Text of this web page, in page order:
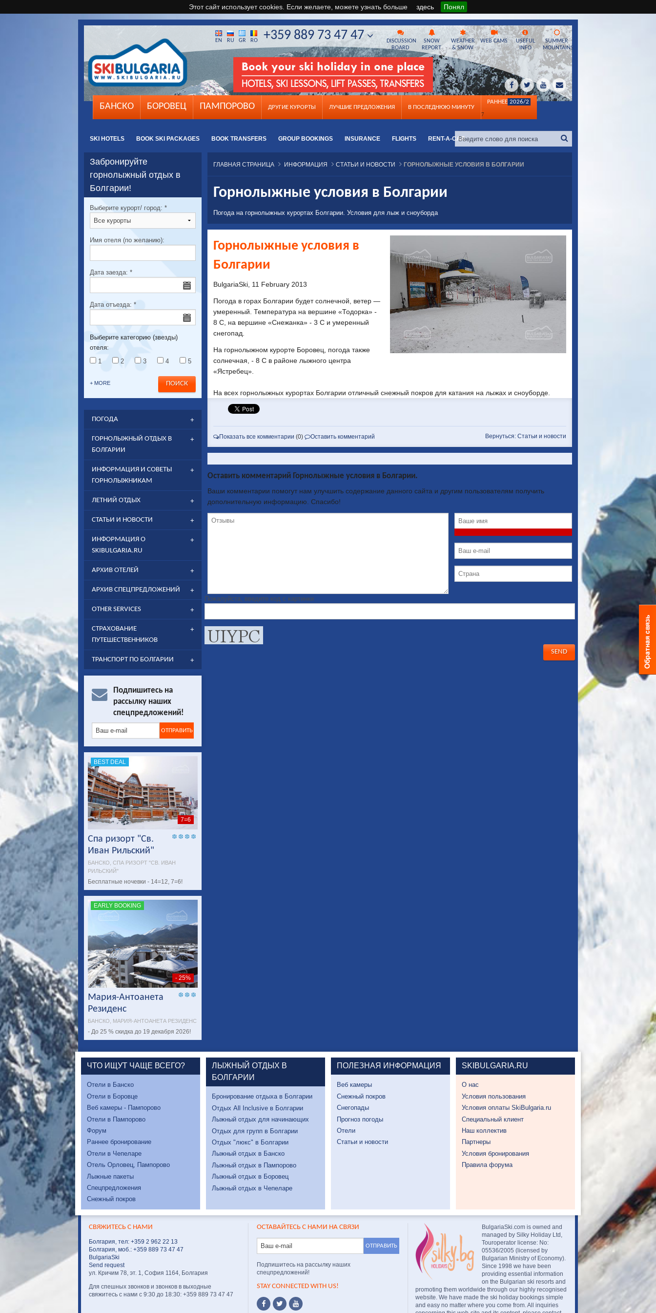
Этот сайт использует cookies. Если желаете, можете узнать больше здесь Понял
БАНСКО БОРОВЕЦ ПАМПОРОВО ДРУГИЕ КУРОРТЫ ЛУЧШИЕ ПРЕДЛОЖЕНИЯ B ПОСЛЕДНЮЮ МИНУТУ
РАННЕЕ 2026/2
7
SKI HOTELS BOOK SKI PACKAGES BOOK TRANSFERS GROUP BOOKINGS INSURANCE FLIGHTS RENT-A-CAR
DISCUSSION
BOARD
SNOW
REPORT
WEATHER
& SNOW
WEB CAMS
USEFUL
INFO
SUMMER
MOUNTAINS
EN RU GR RO +359 889 73 47 47
ГЛАВНАЯ СТРАНИЦА ИНФОРМАЦИЯ СТАТЬИ И НОВОСТИ ГОРНОЛЫЖНЫЕ УСЛОВИЯ В БОЛГАРИИ
Горнолыжные условия в Болгарии
Погода на горнолыжных курортах Болгарии. Условия для лыж и сноуборда
Горнолыжные условия в
Болгарии
BulgariaSki, 11 February 2013
Погода в горах Болгарии будет солнечной, ветер —
умеренный. Температура на вершине «Тодорка» -
8 С, на вершине «Снежанка» - 3 С и умеренный
снегопад.
На горнолыжном курорте Боровец, погода также
солнечная, - 8 С в районе лыжного центра
«Ястребец».
На всех горнолыжных курортах Болгарии отличный снежный покров для катания на лыжах и сноуборде.
Вернуться: Статьи и новости
Показать все комментарии (0) Оставить комментарий
Оставить комментарий Горнолыжные условия в Болгарии.
Ваши комментарии помогут нам улучшить содержание данного сайта и другим пользователям получить
дополнительную информацию. Спасибо!
Пожалуйста, введите код с картинки
Забронируйте
горнолыжный отдых в
Болгарии!
Выберите курорт/ город: *
Имя отеля (по желанию):
Дата заезда: *
Дата отъезда: *
Выберите категорию (звезды)
отеля:
1
2 3 4 5
+ MORE
ПОГОДА
ГОРНОЛЫЖНЫЙ ОТДЫХ В
БОЛГАРИИ
ИНФОРМАЦИЯ И СОВЕТЫ
ГОРНОЛЫЖНИКАМ
ЛЕТНИЙ ОТДЫХ
СТАТЬИ И НОВОСТИ
ИНФОРМАЦИЯ О
SKIBULGARIA.RU
АРХИВ ОТЕЛЕЙ
АРХИВ СПЕЦПРЕДЛОЖЕНИЙ
OTHER SERVICES
CТРАХОВАНИЕ
ПУТЕШЕСТВЕННИКОВ
ТРАНСПОРТ ПО БОЛГАРИИ
Подпишитесь на
рассылку наших
спецпредложений!
BEST DEAL
7=6
Спа ризорт "Св.
Иван Рильский"
БАНСКО, СПА РИЗОРТ "СВ. ИВАН
РИЛЬСКИЙ"
Бесплатные ночевки - 14=12, 7=6!
EARLY BOOKING
- 25%
Мария-Антоанета
Резиденс
БАНСКО, МАРИЯ-АНТОАНЕТА РЕЗИДЕНС
- До 25 % скидка до 19 декабря 2026!
ЧТО ИЩУТ ЧАЩЕ ВСЕГО?
Отели в Банско
Отели в Боровце
Веб камеры - Пампорово
Отели в Пампорово
Форум
Раннее бронирование
Отели в Чепеларе
Отель Орловец, Пампорово
Лыжные пакеты
Спецпредложения
Снежный покров
ЛЫЖНЫЙ ОТДЫХ В
БОЛГАРИИ
Бронирование отдыха в Болгарии
Отдых All Inclusive в Болгарии
Лыжный отдых для начинающих
Отдых для групп в Болгарии
Отдых "люкс" в Болгарии
Лыжный отдых в Банско
Лыжный отдых в Пампорово
Лыжный отдых в Боровец
Лыжный отдых в Чепеларе
ПОЛЕЗНАЯ ИНФОРМАЦИЯ
Веб камеры
Снежный покров
Снегопады
Прогноз погоды
Отели
Статьи и новости
SKIBULGARIA.RU
О нас
Условия пользования
Условия оплаты SkiBulgaria.ru
Специальный клиент
Наш коллектив
Партнеры
Условия бронирования
Правила форума
СВЯЖИТЕСЬ С НАМИ
Болгария, тел: +359 2 962 22 13
Болгария, моб.: +359 889 73 47 47
BulgariaSki
Send request
ул. Кричим 78, эт. 1, София 1164, Болгария
Для спешных звонков и звонков в выходные
свяжитесь с нами с 9:30 до 18:30: +359 889 73 47 47
ОСТАВАЙТЕСЬ С НАМИ НА СВЯЗИ
Подпишитесь на рассылку наших
спецпредложений!
STAY CONNECTED WITH US!
BulgariaSki.com is owned and
managed by Silky Holiday Ltd,
Touroperator license: No:
05536/2005 (licensed by
Bulgarian Ministry of Economy).
Since 1998 we have been
providing essential information
on the Bulgarian ski resorts and
promoting them worldwide through our highly recognised
website. We have made the ski holiday bookings simple
and easy no matter where you come from. All inquiries